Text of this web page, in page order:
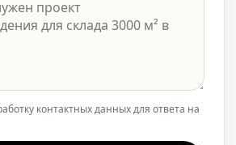
контактных данных для ответа на